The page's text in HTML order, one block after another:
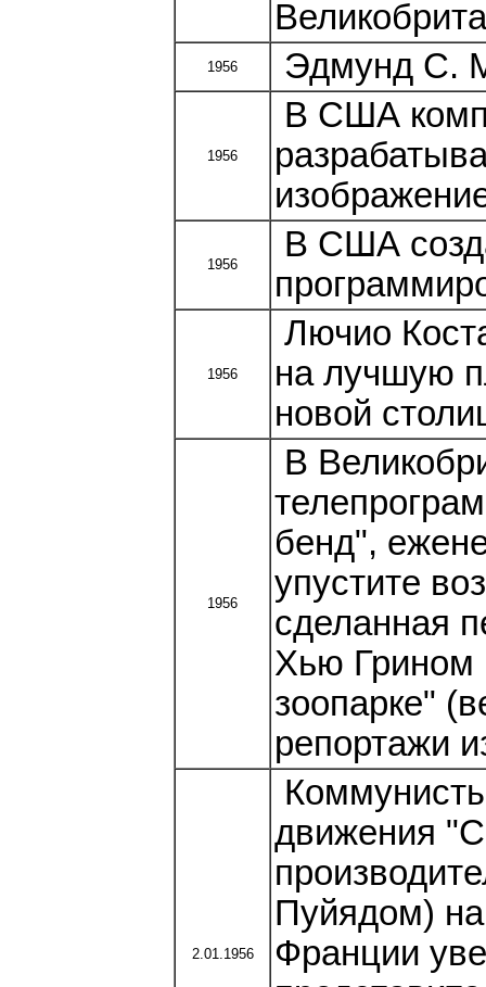
1956 Эдмунд С.
1956
В США
1956
В США
1956
Лючио
на лучшую
новой
1956
В
бенд",
упустите
сделанная
Хью Грином
зоопарке"
репортажи
2.01.1956
движения
Пуйядом)
Франции